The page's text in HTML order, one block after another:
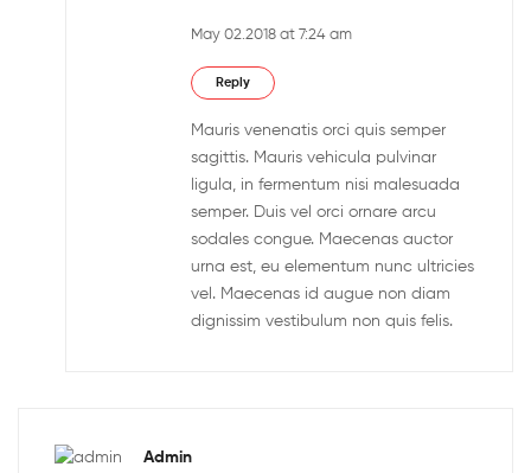
May 02.2018 at 7:24 am
Reply
Mauris venenatis orci quis semper
sagittis. Mauris vehicula pulvinar
ligula, in fermentum nisi malesuada
semper. Duis vel orci ornare arcu
sodales congue. Maecenas auctor
urna est, eu elementum nunc ultricies
vel. Maecenas id augue non diam
dignissim vestibulum non quis felis.
Admin